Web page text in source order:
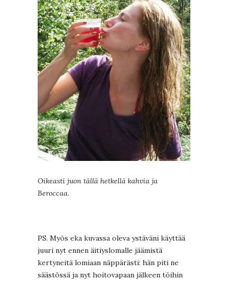
Oikeasti juon tällä hetkellä kahvia ja
Beroccaa.
PS. Myös eka kuvassa oleva ystäväni käyttää
juuri nyt ennen äitiyslomalle jäämistä
kertyneitä lomiaan näppärästi: hän piti ne
säästössä ja nyt hoitovapaan jälkeen töihin